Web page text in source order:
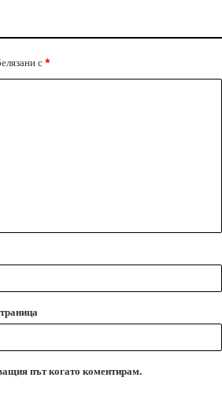
с*
път когато коментирам.